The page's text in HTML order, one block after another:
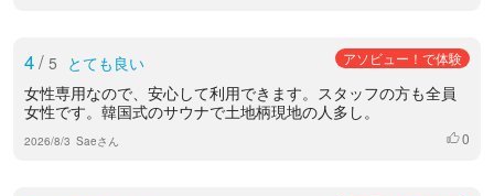
4/ 5 とても良い アソビュー！で体験
女性専用なので、安心して利用できます。スタッフの方も全員
女性です。韓国式のサウナで土地柄現地の人多し。
2026/8/3 Saeさん いいね
0